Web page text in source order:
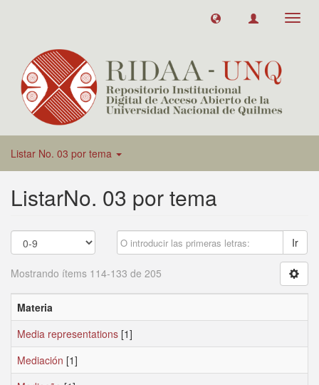
Listar No. 03 por tema
ListarNo. 03 por tema
Ir
Mostrando ítems 114-133 de 205
Materia
Media representations [1]
Mediación [1]